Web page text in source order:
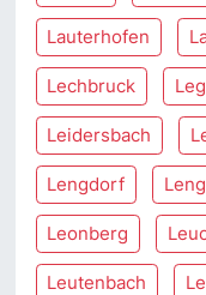
Lauterhofen
Lechbruck
Leidersbach
Lengdorf
Leonberg
Leutenbach